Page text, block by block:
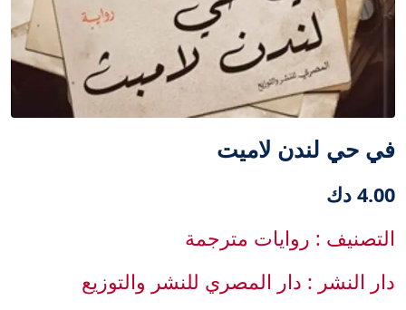
في حي لندن لاميت
4.00 دك
التصنيف : روايات مترجمة
دار النشر : دار المصري للنشر والتوزيع